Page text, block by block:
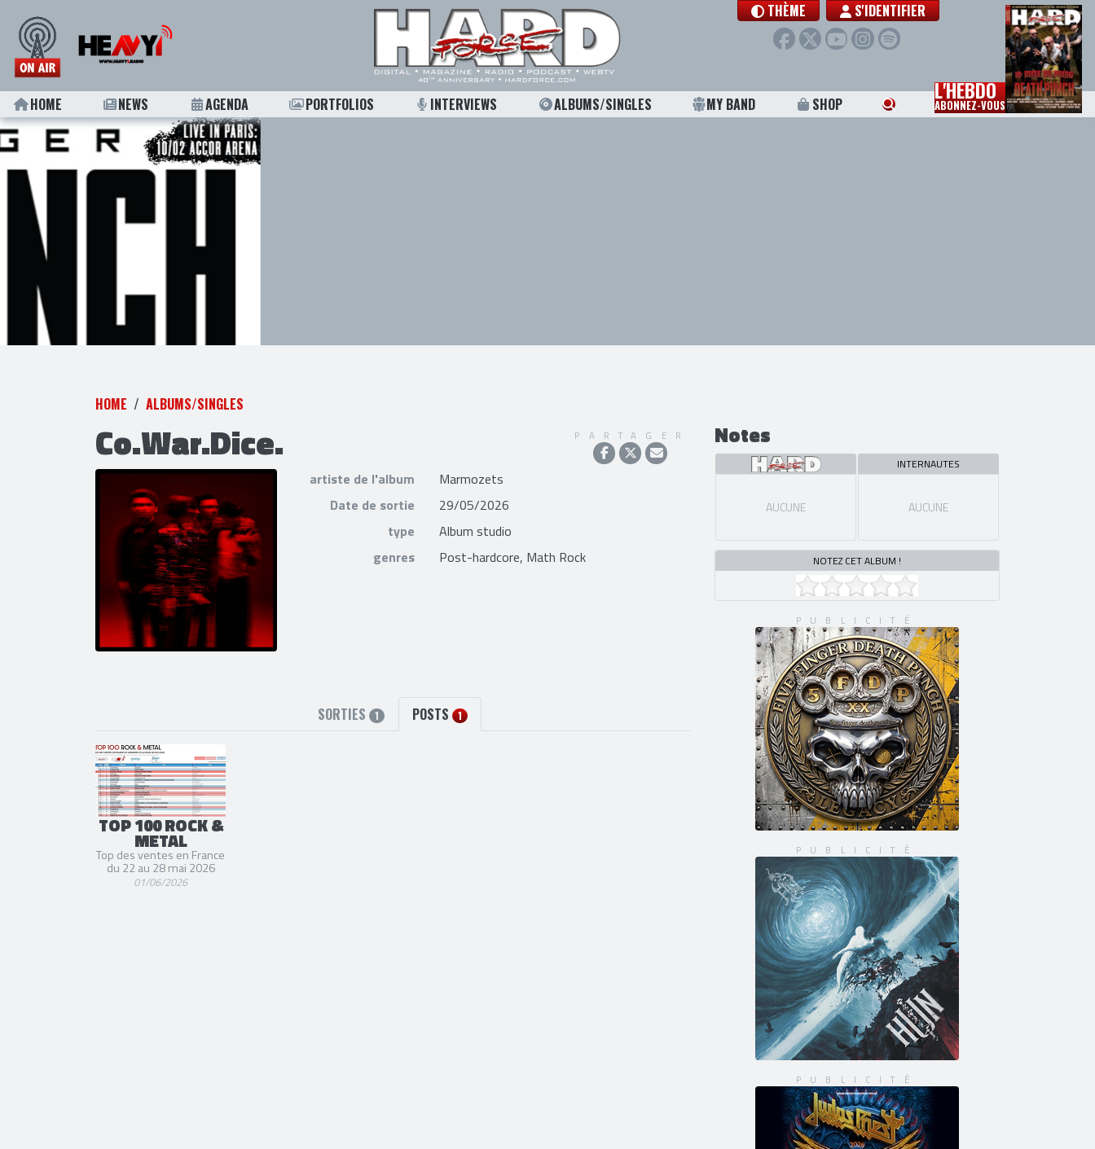
THÈME S'IDENTIFIER
HOME NEWS AGENDA PORTFOLIOS INTERVIEWS ALBUMS/SINGLES MY BAND SHOP L'HEBDO
ABONNEZ-VOUS
HOME ALBUMS/SINGLES
Co.War.Dice. PARTAGER
artiste de l'album
Marmozets
Date de sortie
29/05/2026
type
Album studio
genres
Post-hardcore, Math Rock
SORTIES 1 POSTS 1
TOP 100 ROCK &
METAL
Top des ventes en France
du 22 au 28 mai 2026
01/06/2026
Notes
AUCUNE
INTERNAUTES
AUCUNE
NOTEZ CET ALBUM !